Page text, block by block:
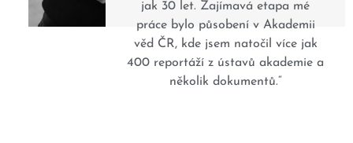
jak 30 let. Zajímavá etapa mé
práce bylo působení v Akademii
věd ČR, kde jsem natočil více jak
400 reportáží z ústavů akademie a
několik dokumentů.“